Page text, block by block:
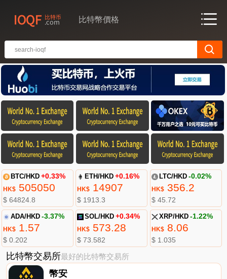
比特幣價格
BTC/HKD +0.33%
HK$505050
$ 64824.8
ETH/HKD +0.16%
HK$ 14907
$ 1913.3
LTC/HKD -0.02%
HK$356.2
$ 45.72
ADA/HKD -3.37%
HK$1.57
$ 0.202
SOL/HKD +0.34%
HK$ 573.28
$ 73.582
XRP/HKD -1.22%
HK$8.06
$ 1.035
比特幣交易所最好的比特幣交易所
幣安